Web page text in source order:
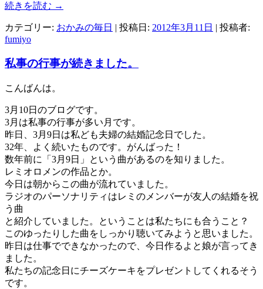
続きを読む →
カテゴリー: おかみの毎日 | 投稿日: 2012年3月11日 | 投稿者:
fumiyo
私事の行事が続きました。
こんばんは。
3月10日のブログです。
3月は私事の行事が多い月です。
昨日、3月9日は私ども夫婦の結婚記念日でした。
32年、よく続いたものです。がんばった！
数年前に「3月9日」という曲があるのを知りました。
レミオロメンの作品とか。
今日は朝からこの曲が流れていました。
ラジオのパーソナリティはレミのメンバーが友人の結婚を祝
う曲
と紹介していました。ということは私たちにも合うこと？
このゆったりした曲をしっかり聴いてみようと思いました。
昨日は仕事でできなかったので、今日作るよと娘が言ってき
ました。
私たちの記念日にチーズケーキをプレゼントしてくれるそう
です。